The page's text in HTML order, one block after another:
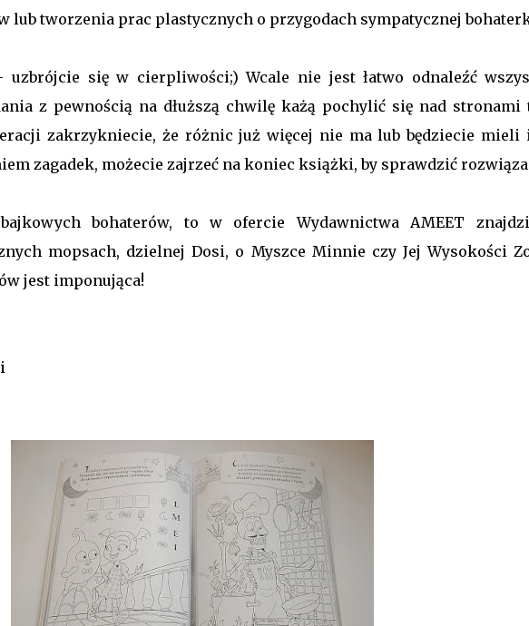
lub tworzenia prac plastycznych o przygodach sympatycznej
uzbrójcie się w cierpliwości;) Wcale nie jest łatwo odnaleźć
z pewnością na dłuższą chwilę każą pochylić się nad stronami
zakrzykniecie, że różnic już więcej nie ma lub będziecie mieli
zagadek, możecie zajrzeć na koniec książki, by sprawdzić
bohaterów, to w ofercie Wydawnictwa AMEET
mopsach, dzielnej Dosi, o Myszce Minnie czy Jej Wysokości
jest imponująca!